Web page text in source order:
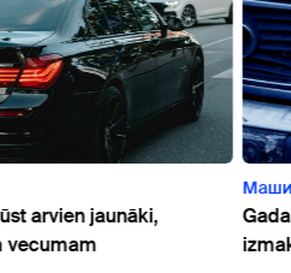
arvien jaunāki,
vecumam